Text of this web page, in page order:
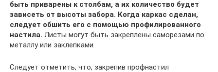
быть приварены к столбам, а их количество будет
зависеть от высоты забора. Когда каркас сделан,
следует обшить его с помощью профилированного
настила. Листы могут быть закреплены саморезами по
металлу или заклепками.
Следует отметить, что, закрепив профнастил